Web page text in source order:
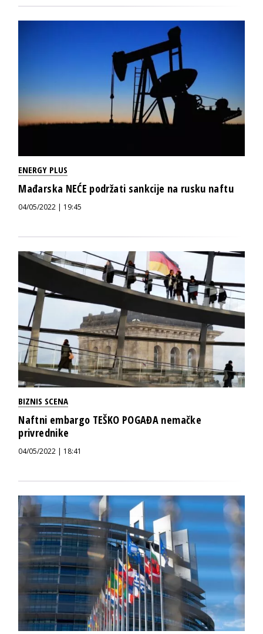
ENERGY PLUS
Mađarska NEĆE podržati sankcije na rusku naftu
04/05/2022 | 19:45
BIZNIS SCENA
Naftni embargo TEŠKO POGAĐA nemačke
privrednike
04/05/2022 | 18:41